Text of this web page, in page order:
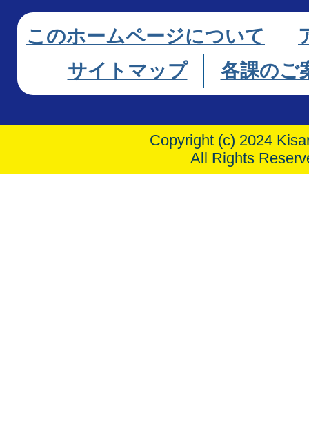
このホームページについて
サイトマップ
各課のご
Copyright (c) 2024
All Rights